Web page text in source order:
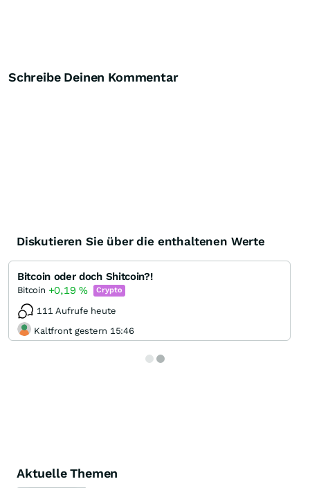
Schreibe Deinen Kommentar
Diskutieren Sie über die enthaltenen Werte
Bitcoin oder doch Shitcoin?!
Bitcoin +0,19% Crypto
111 Aufrufe heute
Kaltfront gestern 15:46
Aktuelle Themen